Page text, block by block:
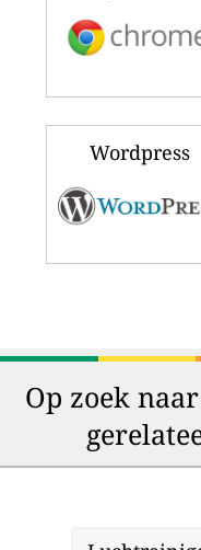
Wordpress
Op zoek